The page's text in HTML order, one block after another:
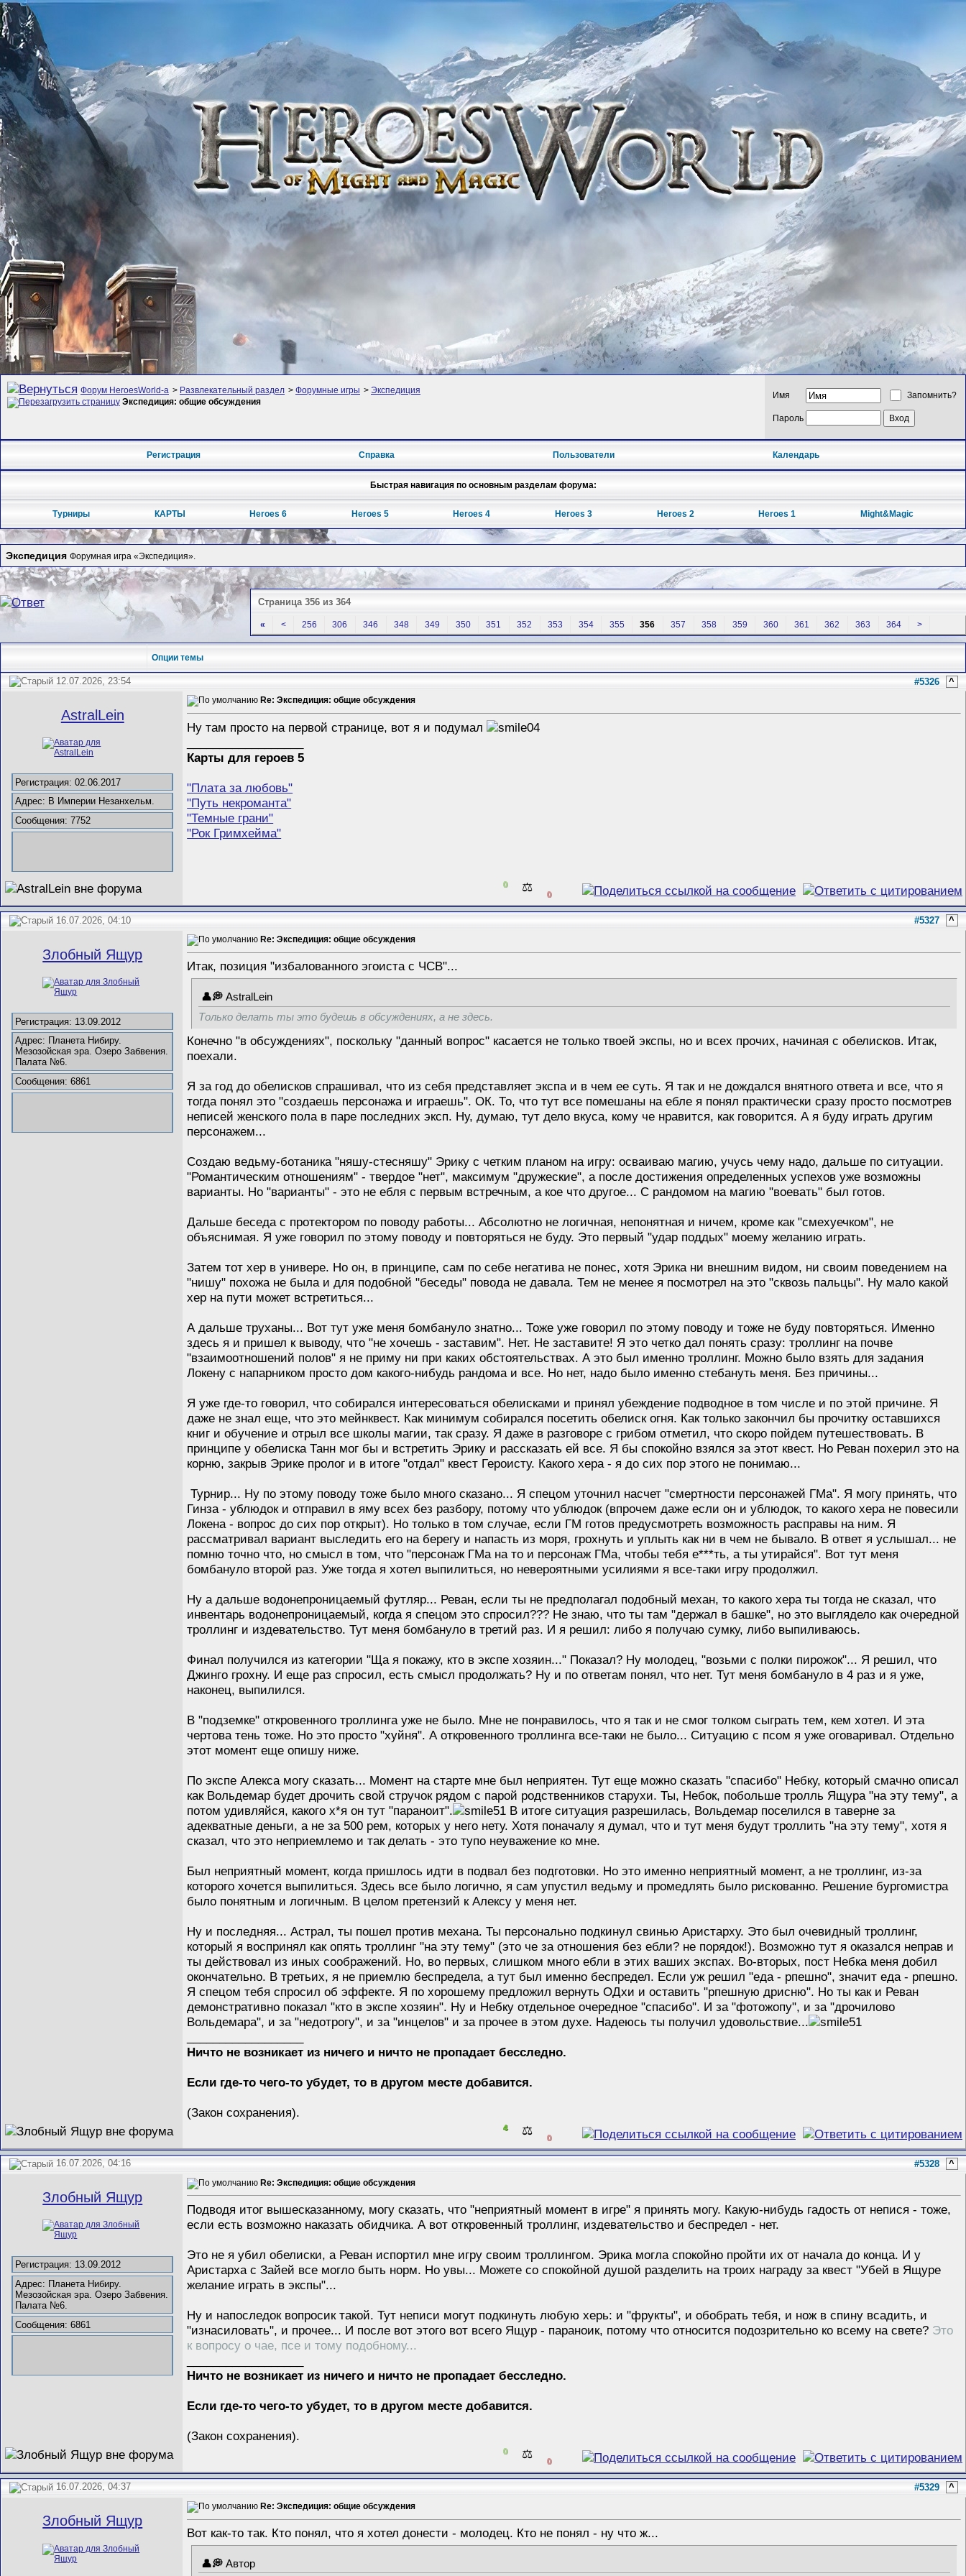
Форум HeroesWorld-а > Развлекательный раздел > Форумные игры > Экспедиция
Экспедиция: общие обсуждения
Имя Запомнить?
Пароль
Регистрация Справка Пользователи Календарь
Быстрая навигация по основным разделам форума:
Турниры КАРТЫ Heroes 6 Heroes 5 Heroes 4 Heroes 3 Heroes 2 Heroes 1 Might&Magic
Экспедиция Форумная игра «Экспедиция».
Страница 356 из 364
« < 256 306 346 348 349 350 351 352 353 354 355 356 357 358 359 360 361 362 363 364 >
Опции темы
12.07.2026, 23:54 #5326 ^
AstralLein
Регистрация: 02.06.2017
Адрес: В Империи Незанхельм.
Сообщения: 7752
Re: Экспедиция: общие обсуждения
Ну там просто на первой странице, вот я и подумал
Карты для героев 5
"Плата за любовь"
"Путь некроманта"
"Темные грани"
"Рок Гримхейма"
0 ⚖️ 0
16.07.2026, 04:10 #5327 ^
Злобный Ящур
Регистрация: 13.09.2012
Адрес: Планета Нибиру.
Мезозойская эра. Озеро Забвения.
Палата №6.
Сообщения: 6861
Re: Экспедиция: общие обсуждения
Итак, позиция "избалованного эгоиста с ЧСВ"...
AstralLein
Только делать ты это будешь в обсуждениях, а не здесь.
Конечно "в обсуждениях", поскольку "данный вопрос" касается не только твоей экспы, но и всех прочих, начиная с обелисков. Итак,
поехали.
Я за год до обелисков спрашивал, что из себя представляет экспа и в чем ее суть. Я так и не дождался внятного ответа и все, что я
тогда понял это "создаешь персонажа и играешь". ОК. То, что тут все помешаны на ебле я понял практически сразу просто посмотрев
неписей женского пола в паре последних эксп. Ну, думаю, тут дело вкуса, кому че нравится, как говорится. А я буду играть другим
персонажем...
Создаю ведьму-ботаника "няшу-стесняшу" Эрику с четким планом на игру: осваиваю магию, учусь чему надо, дальше по ситуации.
"Романтическим отношениям" - твердое "нет", максимум "дружеские", а после достижения определенных успехов уже возможны
варианты. Но "варианты" - это не ебля с первым встречным, а кое что другое... С рандомом на магию "воевать" был готов.
Дальше беседа с протектором по поводу работы... Абсолютно не логичная, непонятная и ничем, кроме как "смехуечком", не
объяснимая. Я уже говорил по этому поводу и повторяться не буду. Это первый "удар поддых" моему желанию играть.
Затем тот хер в универе. Но он, в принципе, сам по себе негатива не понес, хотя Эрика ни внешним видом, ни своим поведением на
"нишу" похожа не была и для подобной "беседы" повода не давала. Тем не менее я посмотрел на это "сквозь пальцы". Ну мало какой
хер на пути может встретиться...
А дальше труханы... Вот тут уже меня бомбануло знатно... Тоже уже говорил по этому поводу и тоже не буду повторяться. Именно
здесь я и пришел к выводу, что "не хочешь - заставим". Нет. Не заставите! Я это четко дал понять сразу: троллинг на почве
"взаимоотношений полов" я не приму ни при каких обстоятельствах. А это был именно троллинг. Можно было взять для задания
Локену с напарником просто дом какого-нибудь рандома и все. Но нет, надо было именно стебануть меня. Без причины...
Я уже где-то говорил, что собирался интересоваться обелисками и принял убеждение подводное в том числе и по этой причине. Я
даже не знал еще, что это мейнквест. Как минимум собирался посетить обелиск огня. Как только закончил бы прочитку оставшихся
книг и обучение и отрыл все школы магии, так сразу. Я даже в разговоре с грибом отметил, что скоро пойдем путешествовать. В
принципе у обелиска Танн мог бы и встретить Эрику и рассказать ей все. Я бы спокойно взялся за этот квест. Но Реван похерил это на
корню, закрыв Эрике пролог и в итоге "отдал" квест Героисту. Какого хера - я до сих пор этого не понимаю...
Турнир... Ну по этому поводу тоже было много сказано... Я спецом уточнил насчет "смертности персонажей ГМа". Я могу принять, что
Гинза - ублюдок и отправил в яму всех без разбору, потому что ублюдок (впрочем даже если он и ублюдок, то какого хера не повесили
Локена - вопрос до сих пор открыт). Но только в том случае, если ГМ готов предусмотреть возможность расправы на ним. Я
рассматривал вариант выследить его на берегу и напасть из моря, грохнуть и уплыть как ни в чем не бывало. В ответ я услышал... не
помню точно что, но смысл в том, что "персонаж ГМа на то и персонаж ГМа, чтобы тебя е***ть, а ты утирайся". Вот тут меня
бомбануло второй раз. Уже тогда я хотел выпилиться, но невероятными усилиями я все-таки игру продолжил.
Ну а дальше водонепроницаемый футляр... Реван, если ты не предполагал подобный механ, то какого хера ты тогда не сказал, что
инвентарь водонепроницаемый, когда я спецом это спросил??? Не знаю, что ты там "держал в башке", но это выглядело как очередной
троллинг и издевательство. Тут меня бомбануло в третий раз. И я решил: либо я получаю сумку, либо выпиливаюсь.
Финал получился из категории "Ща я покажу, кто в экспе хозяин..." Показал? Ну молодец, "возьми с полки пирожок"... Я решил, что
Джинго грохну. И еще раз спросил, есть смысл продолжать? Ну и по ответам понял, что нет. Тут меня бомбануло в 4 раз и я уже,
наконец, выпилился.
В "подземке" откровенного троллинга уже не было. Мне не понравилось, что я так и не смог толком сыграть тем, кем хотел. И эта
чертова тень тоже. Но это просто "хуйня". А откровенного троллинга все-таки не было... Ситуацию с псом я уже оговаривал. Отдельно
этот момент еще опишу ниже.
По экспе Алекса могу сказать... Момент на старте мне был неприятен. Тут еще можно сказать "спасибо" Небку, который смачно описал
как Вольдемар будет дрочить свой стручок рядом с парой родственников старухи. Ты, Небок, побольше тролль Ящура "на эту тему", а
потом удивляйся, какого х*я он тут "параноит".
В итоге ситуация разрешилась, Вольдемар поселился в таверне за
адекватные деньги, а не за 500 рем, которых у него нету. Хотя поначалу я думал, что и тут меня будут троллить "на эту тему", хотя я
сказал, что это неприемлемо и так делать - это тупо неуважение ко мне.
Был неприятный момент, когда пришлось идти в подвал без подготовки. Но это именно неприятный момент, а не троллинг, из-за
которого хочется выпилиться. Здесь все было логично, я сам упустил ведьму и промедлять было рискованно. Решение бургомистра
было понятным и логичным. В целом претензий к Алексу у меня нет.
Ну и последняя... Астрал, ты пошел против механа. Ты персонально подкинул свинью Аристарху. Это был очевидный троллинг,
который я воспринял как опять троллинг "на эту тему" (это че за отношения без ебли? не порядок!). Возможно тут я оказался неправ и
ты действовал из иных соображений. Но, во первых, слишком много ебли в этих ваших экспах. Во-вторых, пост Небка меня добил
окончательно. В третьих, я не приемлю беспредела, а тут был именно беспредел. Если уж решил "еда - рпешно", значит еда - рпешно.
Я спецом тебя спросил об эффекте. Я по хорошему предложил вернуть ОДхи и оставить "рпешную дрисню". Но ты как и Реван
демонстративно показал "кто в экспе хозяин". Ну и Небку отдельное очередное "спасибо". И за "фотожопу", и за "дрочилово
Вольдемара", и за "недотрогу", и за "инцелов" и за прочее в этом духе. Надеюсь ты получил удовольствие...
Ничто не возникает из ничего и ничто не пропадает бесследно.
Если где-то чего-то убудет, то в другом месте добавится.
(Закон сохранения).
4 ⚖️ 0
16.07.2026, 04:16 #5328 ^
Злобный Ящур
Регистрация: 13.09.2012
Адрес: Планета Нибиру.
Мезозойская эра. Озеро Забвения.
Палата №6.
Сообщения: 6861
Re: Экспедиция: общие обсуждения
Подводя итог вышесказанному, могу сказать, что "неприятный момент в игре" я принять могу. Какую-нибудь гадость от непися - тоже,
если есть возможно наказать обидчика. А вот откровенный троллинг, издевательство и беспредел - нет.
Это не я убил обелиски, а Реван испортил мне игру своим троллингом. Эрика могла спокойно пройти их от начала до конца. И у
Аристарха с Зайей все могло быть норм. Но увы... Можете со спокойной душой разделить на троих награду за квест "Убей в Ящуре
желание играть в экспы"...
Ну и напоследок вопросик такой. Тут неписи могут подкинуть любую херь: и "фрукты", и обобрать тебя, и нож в спину всадить, и
"изнасиловать", и прочее... И после вот этого вот всего Ящур - параноик, потому что относится подозрительно ко всему на свете? Это
к вопросу о чае, псе и тому подобному...
Ничто не возникает из ничего и ничто не пропадает бесследно.
Если где-то чего-то убудет, то в другом месте добавится.
(Закон сохранения).
0 ⚖️ 0
16.07.2026, 04:37 #5329 ^
Злобный Ящур
Re: Экспедиция: общие обсуждения
Вот как-то так. Кто понял, что я хотел донести - молодец. Кто не понял - ну что ж...
Автор